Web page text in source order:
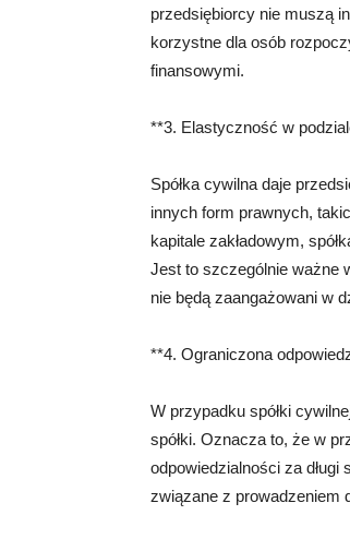
przedsiębiorcy nie muszą
korzystne dla osób
finansowymi.
**3. Elastyczność w
Spółka cywilna daje
innych form prawnych,
kapitale zakładowym,
Jest to szczególnie ważne
nie będą zaangażowani w
**4. Ograniczona
W przypadku spółki
spółki. Oznacza to, że ​​w
odpowiedzialności za
związane z prowadzeniem